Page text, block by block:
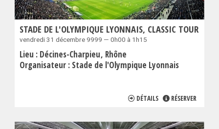
STADE DE L'OLYMPIQUE LYONNAIS, CLASSIC TOUR
vendredi 31 décembre 9999 — 0h00 à 1h15
Lieu : Décines-Charpieu Rhône
Organisateur : Stade de l'Olympique Lyonnais
DÉTAILS RÉSERVER